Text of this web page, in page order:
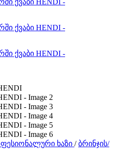
ხაზი / ბრინჯის/